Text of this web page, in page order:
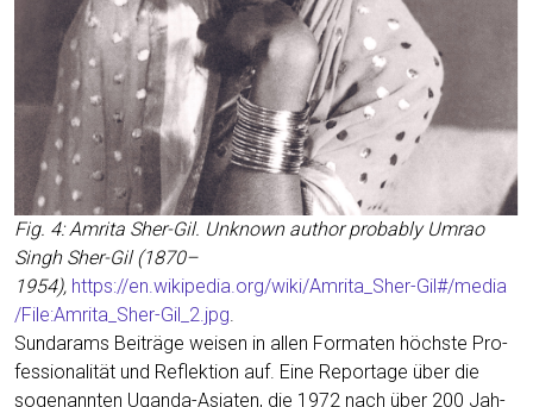
Fig. 4: Amri­ta Sher-Gil. Unknown aut­hor pro­ba­b­ly Umrao
Singh Sher-Gil (1870–
1954), https://en.wikipedia.org/wiki/Amrita_Sher-Gil#/media
/File:Amrita_Sher-Gil_2.jpg.
Sun­darams Bei­trä­ge wei­sen in allen For­ma­ten höchs­te Pro­
fes­sio­na­li­tät und Reflek­ti­on auf. Eine Repor­ta­ge über die
soge­nann­ten Ugan­da-Asia­ten, die 1972 nach über 200 Jah­